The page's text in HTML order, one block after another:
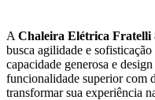
A Chaleira Elétrica Fratelli
busca agilidade e
capacidade generosa e
funcionalidade superior com
transformar sua experiência